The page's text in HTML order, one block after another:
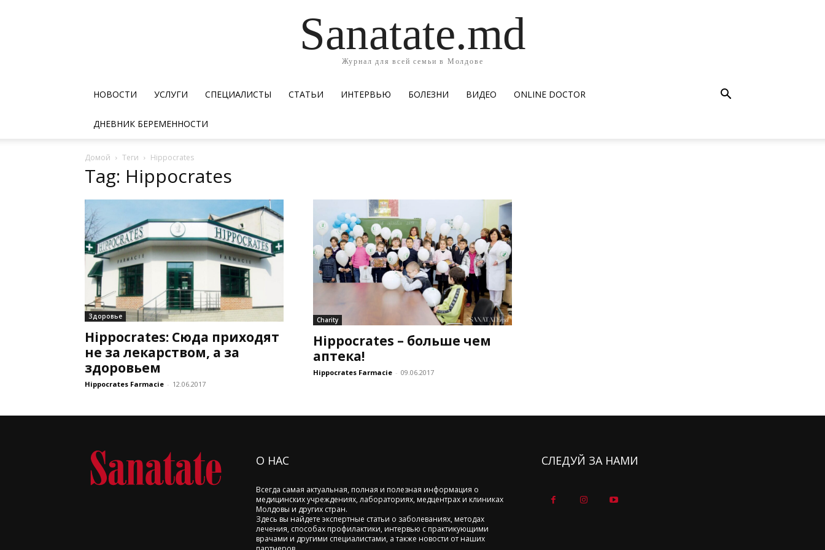
Sanatate.md
Журнал для всей семьи в Молдове
НОВОСТИ УСЛУГИ СПЕЦИАЛИСТЫ СТАТЬИ ИНТЕРВЬЮ БОЛЕЗНИ ВИДЕО ОNLINE DOCTOR
ДНЕВНИК БЕРЕМЕННОСТИ
Домой Теги Hippocrates
Tag: Hippocrates
Здоровье
Hippocrates: Сюда приходят
не за лекарством, а за
здоровьем
Hippocrates Farmacie - 12.06.2017
Charity
Hippocrates – больше чем
аптека!
Hippocrates Farmacie - 09.06.2017
О НАС
Всегда самая актуальная, полная и полезная информация о
медицинских учреждениях, лабораториях, медцентрах и клиниках
Молдовы и других стран.
Здесь вы найдете экспертные статьи о заболеваниях, методах
лечения, способах профилактики, интервью с практикующими
врачами и другими специалистами, а также новости от наших
СЛЕДУЙ ЗА НАМИ